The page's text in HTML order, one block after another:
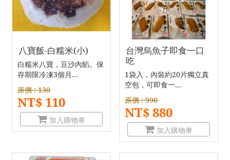
八寶飯-白糯米(小)
白糯米八寶，豆沙內餡。保
存期限冷凍3個月...
原價 : 130
NT$ 110
加入購物車
台灣烏魚子即食一口
吃
1袋入，內裝約20片獨立真
空包，可即食一...
原價 : 990
NT$ 880
加入購物車